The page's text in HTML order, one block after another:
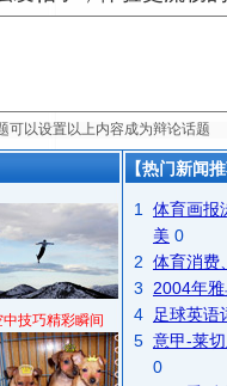
中技巧精彩瞬间
【热门新闻
1
体育画报
美 0
2 体育消费
3
2004年
4
足球英语
5 意甲-莱
0